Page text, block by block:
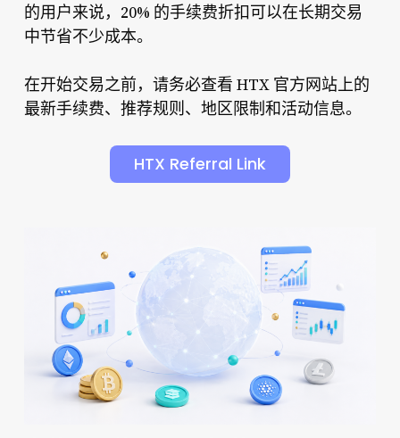
的用户来说，20% 的手续费折扣可以在长期交易
中节省不少成本。
在开始交易之前，请务必查看 HTX 官方网站上的
最新手续费、推荐规则、地区限制和活动信息。
HTX Referral Link